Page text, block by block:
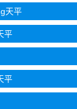
天平
平
平